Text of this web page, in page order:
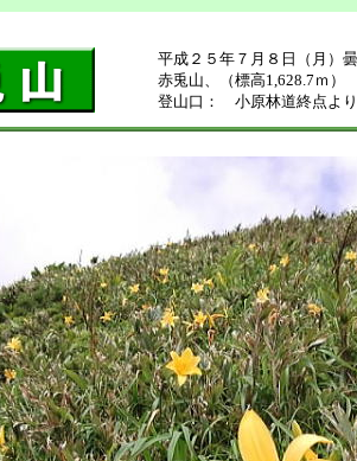
平成２５年７月８日（月）
赤兎山、（標高1,628.7ｍ）
登山口： 小原林道終点より